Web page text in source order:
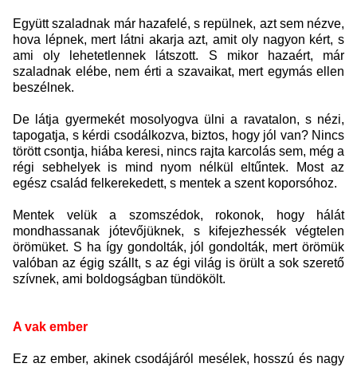
Együtt szaladnak már hazafelé, s repülnek, azt sem nézve,
hova lépnek, mert látni akarja azt, amit oly nagyon kért, s
ami oly lehetetlennek látszott. S mikor hazaért, már
szaladnak elébe, nem érti a szavaikat, mert egymás ellen
beszélnek.
De látja gyermekét mosolyogva ülni a ravatalon, s nézi,
tapogatja, s kérdi csodálkozva, biztos, hogy jól van? Nincs
törött csontja, hiába keresi, nincs rajta karcolás sem, még a
régi sebhelyek is mind nyom nélkül eltűntek. Most az
egész család felkerekedett, s mentek a szent koporsóhoz.
Mentek velük a szomszédok, rokonok, hogy hálát
mondhassanak jótevőjüknek, s kifejezhessék végtelen
örömüket. S ha így gondolták, jól gondolták, mert örömük
valóban az égig szállt, s az égi világ is örült a sok szerető
szívnek, ami boldogságban tündökölt.
A vak ember
Ez az ember, akinek csodájáról mesélek, hosszú és nagy